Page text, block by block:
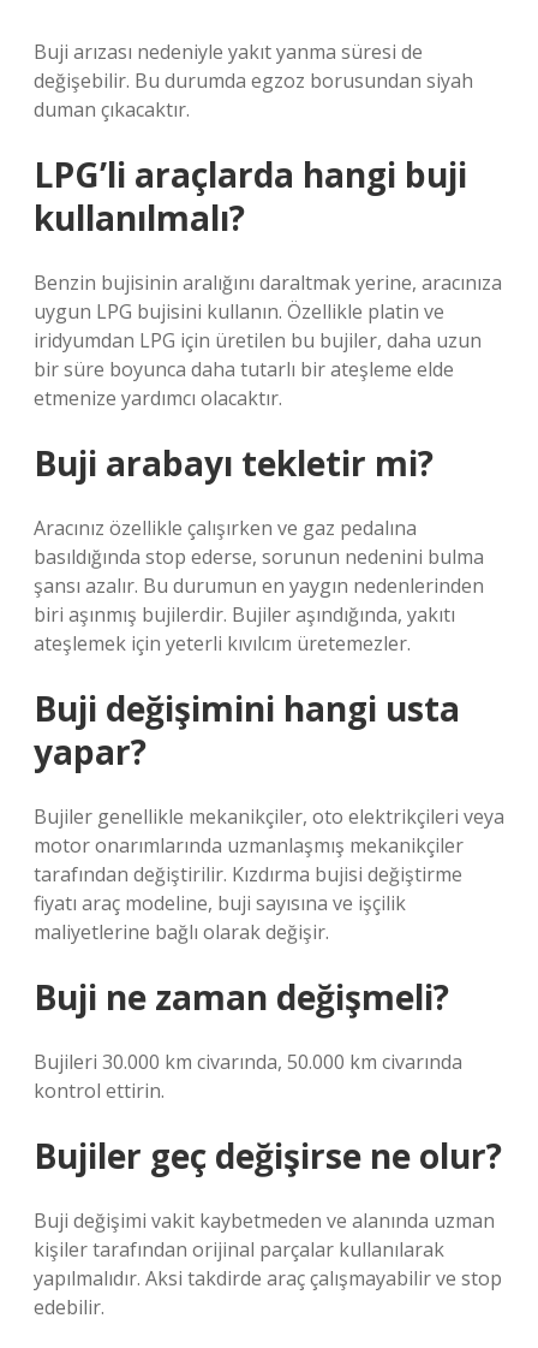
Buji arızası nedeniyle yakıt yanma süresi de
değişebilir. Bu durumda egzoz borusundan siyah
duman çıkacaktır.
LPG’li araçlarda hangi buji
kullanılmalı?
Benzin bujisinin aralığını daraltmak yerine, aracınıza
uygun LPG bujisini kullanın. Özellikle platin ve
iridyumdan LPG için üretilen bu bujiler, daha uzun
bir süre boyunca daha tutarlı bir ateşleme elde
etmenize yardımcı olacaktır.
Buji arabayı tekletir mi?
Aracınız özellikle çalışırken ve gaz pedalına
basıldığında stop ederse, sorunun nedenini bulma
şansı azalır. Bu durumun en yaygın nedenlerinden
biri aşınmış bujilerdir. Bujiler aşındığında, yakıtı
ateşlemek için yeterli kıvılcım üretemezler.
Buji değişimini hangi usta
yapar?
Bujiler genellikle mekanikçiler, oto elektrikçileri veya
motor onarımlarında uzmanlaşmış mekanikçiler
tarafından değiştirilir. Kızdırma bujisi değiştirme
fiyatı araç modeline, buji sayısına ve işçilik
maliyetlerine bağlı olarak değişir.
Buji ne zaman değişmeli?
Bujileri 30.000 km civarında, 50.000 km civarında
kontrol ettirin.
Bujiler geç değişirse ne olur?
Buji değişimi vakit kaybetmeden ve alanında uzman
kişiler tarafından orijinal parçalar kullanılarak
yapılmalıdır. Aksi takdirde araç çalışmayabilir ve stop
edebilir.